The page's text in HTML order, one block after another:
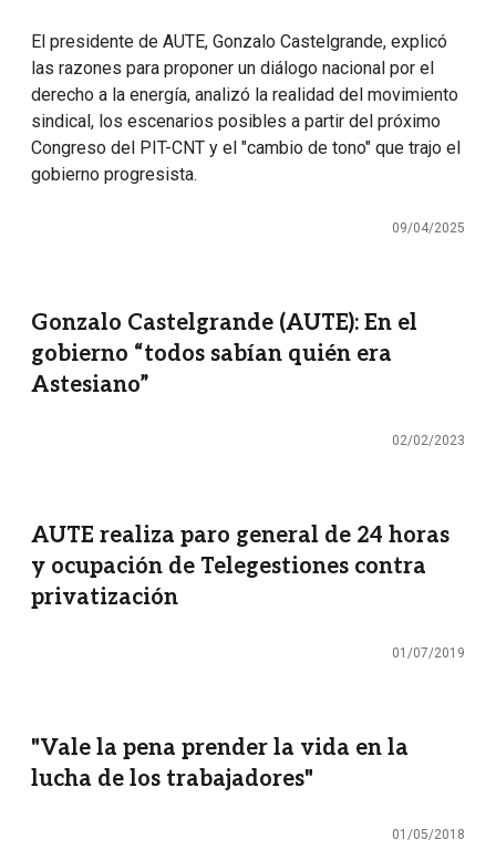
El presidente de AUTE, Gonzalo Castelgrande, explicó
las razones para proponer un diálogo nacional por el
derecho a la energía, analizó la realidad del movimiento
sindical, los escenarios posibles a partir del próximo
Congreso del PIT-CNT y el "cambio de tono" que trajo el
gobierno progresista.
09/04/2025
Gonzalo Castelgrande (AUTE): En el
gobierno “todos sabían quién era
Astesiano”
02/02/2023
AUTE realiza paro general de 24 horas
y ocupación de Telegestiones contra
privatización
01/07/2019
"Vale la pena prender la vida en la
lucha de los trabajadores"
01/05/2018